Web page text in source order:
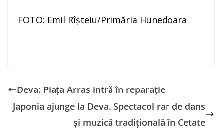
FOTO: Emil Rîșteiu/Primăria Hunedoara
Deva: Piața Arras intră în reparație
Japonia ajunge la Deva. Spectacol rar de dans
și muzică tradițională în Cetate